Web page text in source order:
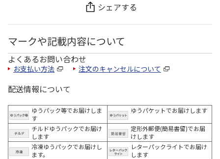
シェアする
マークや記載内容について
よくあるお問い合わせ
お支払い方法 注文のキャンセルについて
配送情報について
ゆうパック等でお届けしま
す
ゆうパケットでお届けします
チルドゆうパックでお届け
します
定形外郵便(簡易書留)でお届
けします
冷凍ゆうパックでお届けし
ます。
レターパックライトでお届け
します